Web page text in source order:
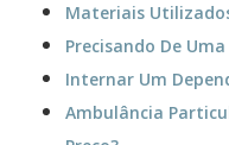
Materiais
Precisando De
Internar Um
Ambulância